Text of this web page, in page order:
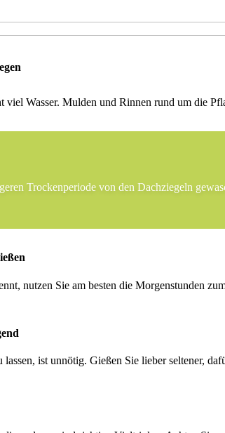
viel Wasser. Mulden und Rinnen rund um die
Trockenperiode von den Dachziegeln
nutzen Sie am besten die Morgenstunden
lassen, ist unnötig. Gießen Sie lieber seltener,